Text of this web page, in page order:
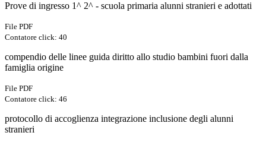
Prove di ingresso 1^ 2^ - scuola primaria alunni stranieri e adottati
File PDF
Contatore click: 40
compendio delle linee guida diritto allo studio bambini fuori dalla
famiglia origine
File PDF
Contatore click: 46
protocollo di accoglienza integrazione inclusione degli alunni
stranieri